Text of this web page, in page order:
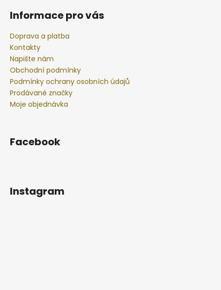
Informace pro vás
Doprava a platba
Kontakty
Napište nám
Obchodní podmínky
Podmínky ochrany osobních údajů
Prodávané značky
Moje objednávka
Facebook
Instagram